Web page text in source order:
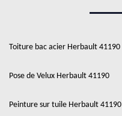
Toiture bac acier Herbault 41190
Pose de Velux Herbault 41190
Peinture sur tuile Herbault 41190